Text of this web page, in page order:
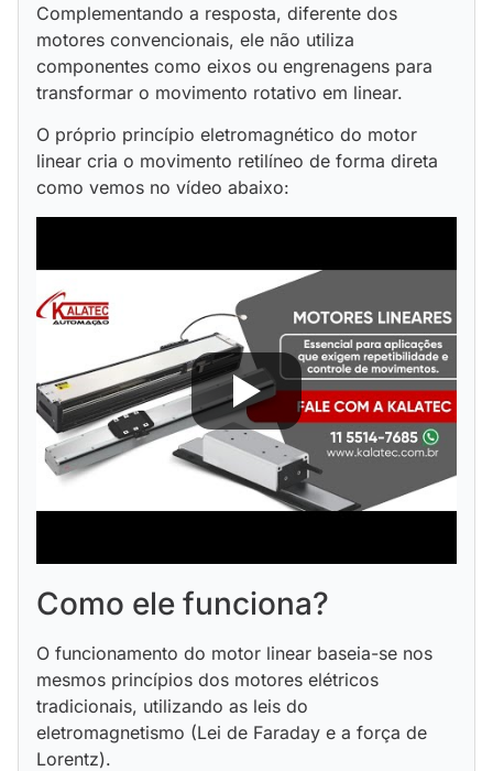
Complementando a resposta, diferente dos
motores convencionais, ele não utiliza
componentes como eixos ou engrenagens para
transformar o movimento rotativo em linear.
O próprio princípio eletromagnético do motor
linear cria o movimento retilíneo de forma direta
como vemos no vídeo abaixo:
Como ele funciona?
O funcionamento do motor linear baseia-se nos
mesmos princípios dos motores elétricos
tradicionais, utilizando as leis do
eletromagnetismo (Lei de Faraday e a força de
Lorentz).